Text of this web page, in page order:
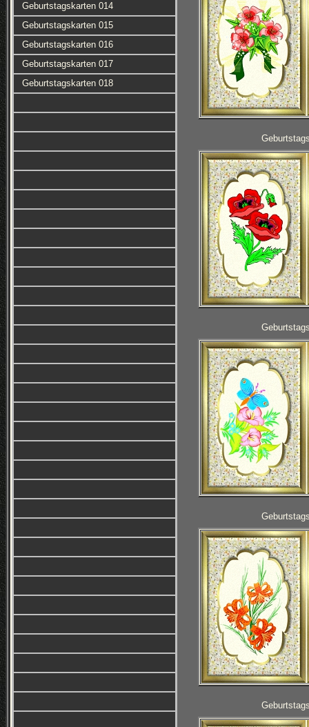
Geburtstagskarten 014
Geburtstagskarten 015
Geburtstagskarten 016
Geburtstagskarten 017
Geburtstagskarten 018